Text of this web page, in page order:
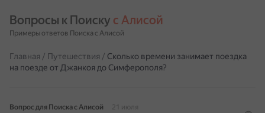
Вопросы к Поиску с Алисой
Примеры ответов Поиска с Алисой
Главная / Путешествия / Сколько времени занимает поездка
на поезде от Джанкоя до Симферополя?
Вопрос для Поиска с Алисой
21 июля